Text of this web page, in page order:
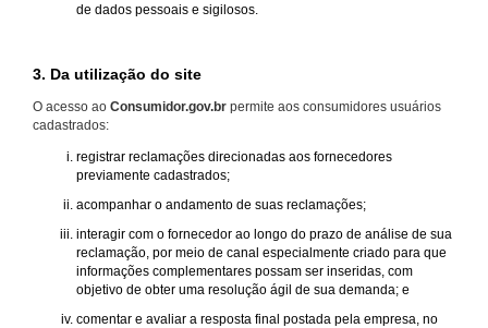
de dados pessoais e sigilosos.
3. Da utilização do site
O acesso ao Consumidor.gov.br permite aos consumidores usuários
cadastrados:
registrar reclamações direcionadas aos fornecedores
previamente cadastrados;
acompanhar o andamento de suas reclamações;
interagir com o fornecedor ao longo do prazo de análise de sua
reclamação, por meio de canal especialmente criado para que
informações complementares possam ser inseridas, com
objetivo de obter uma resolução ágil de sua demanda; e
comentar e avaliar a resposta final postada pela empresa, no